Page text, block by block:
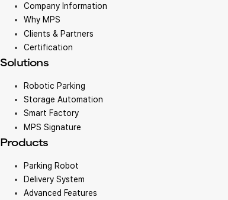
Company Information
Why MPS
Clients & Partners
Certification
Solutions
Robotic Parking
Storage Automation
Smart Factory
MPS Signature
Products
Parking Robot
Delivery System
Advanced Features